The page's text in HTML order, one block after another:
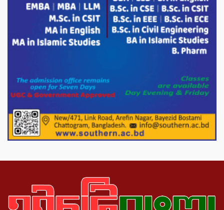
পরিবেশ রক্ষায় পাটগ্রামে ইহসান ইয়ুথ
সার্কেলের বৃক্ষরোপণ
মিরপুর-১১ নম্বরে দুর্বৃত্তদের গুলিতে বিএনপি
পাটগ্রামে চিকিৎসা সেবায় বীর মুক্তিযোদ্ধা দবির
উদ্দিন ফাউন্ডেশন
পাটগ্রামের দহগ্রাম ইউনিয়নের প্রধান সড়ক
ভেঙ্গে যোগাযোগ বিছিন্ন